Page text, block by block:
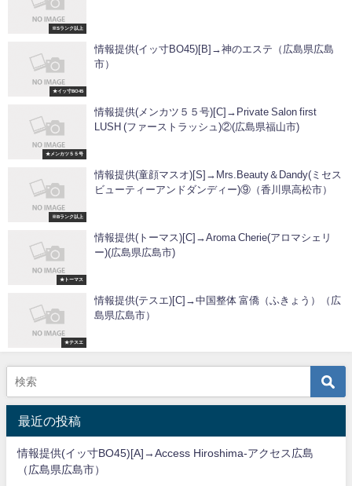
※Sランク以上
★イッ寸BO45
情報提供(イッ寸BO45)[B]→神のエステ（広島県広島
市）
★メンカツ５５号
情報提供(メンカツ５５号)[C]→Private Salon first
LUSH (ファーストラッシュ)②(広島県福山市)
※Bランク以上
情報提供(童顔マスオ)[S]→Mrs.Beauty＆Dandy(ミセス
ビューティーアンドダンディー)⑨（香川県高松市）
★トーマス
情報提供(トーマス)[C]→Aroma Cherie(アロマシェリ
ー)(広島県広島市)
★テスエ
情報提供(テスエ)[C]→中国整体 富僑（ふきょう）（広
島県広島市）
最近の投稿
情報提供(イッ寸BO45)[A]→Access Hiroshima-アクセス広島
（広島県広島市）